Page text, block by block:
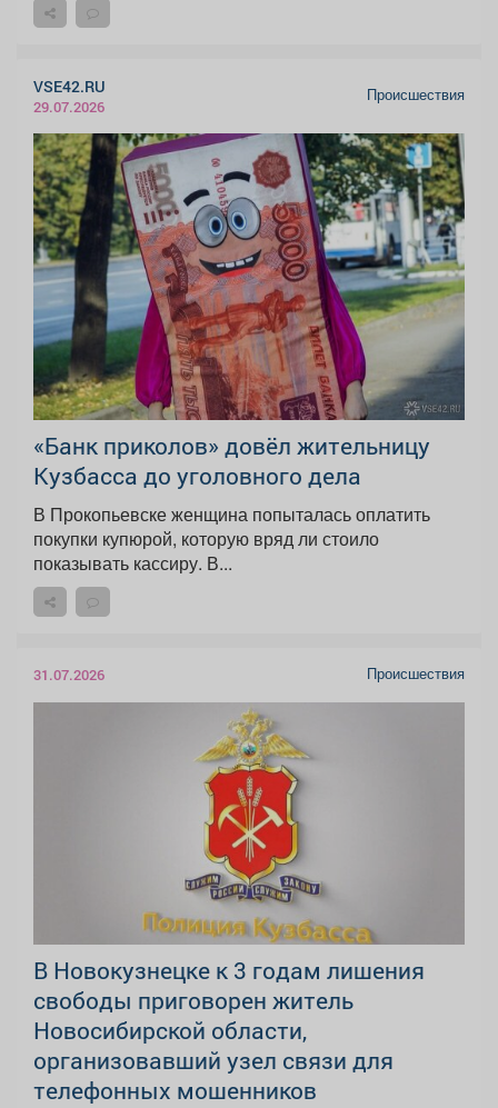
VSE42.RU
29.07.2026
Происшествия
«Банк приколов» довёл жительницу
Кузбасса до уголовного дела
В Прокопьевске женщина попыталась оплатить
покупки купюрой, которую вряд ли стоило
показывать кассиру. В...
31.07.2026 Происшествия
В Новокузнецке к 3 годам лишения
свободы приговорен житель
Новосибирской области,
организовавший узел связи для
телефонных мошенников